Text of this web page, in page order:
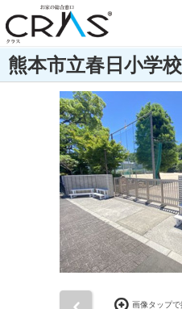
熊本市立春日小学校
画像タップで